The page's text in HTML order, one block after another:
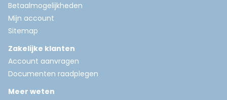
Betaalmogelijkheden
Mijn account
Sitemap
Zakelijke klanten
Account aanvragen
Documenten raadplegen
Meer weten